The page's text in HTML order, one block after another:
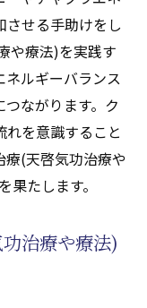
めるための気
気功治療や療
アルな気功治
療(天啓気功治
治療(天啓気功
せる手助けをし
や療法)を実践す
ルギーバランス
ながります。ク
を意識すること
療(天啓気功治療や
たします。
治療や療法)